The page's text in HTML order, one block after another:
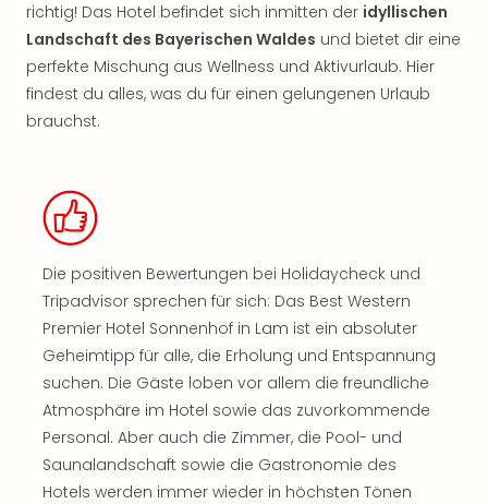
richtig! Das Hotel befindet sich inmitten der idyllischen
Landschaft des Bayerischen Waldes und bietet dir eine
perfekte Mischung aus Wellness und Aktivurlaub. Hier
findest du alles, was du für einen gelungenen Urlaub
brauchst.
Die positiven Bewertungen bei Holidaycheck und
Tripadvisor sprechen für sich: Das Best Western
Premier Hotel Sonnenhof in Lam ist ein absoluter
Geheimtipp für alle, die Erholung und Entspannung
suchen. Die Gäste loben vor allem die freundliche
Atmosphäre im Hotel sowie das zuvorkommende
Personal. Aber auch die Zimmer, die Pool- und
Saunalandschaft sowie die Gastronomie des
Hotels werden immer wieder in höchsten Tönen